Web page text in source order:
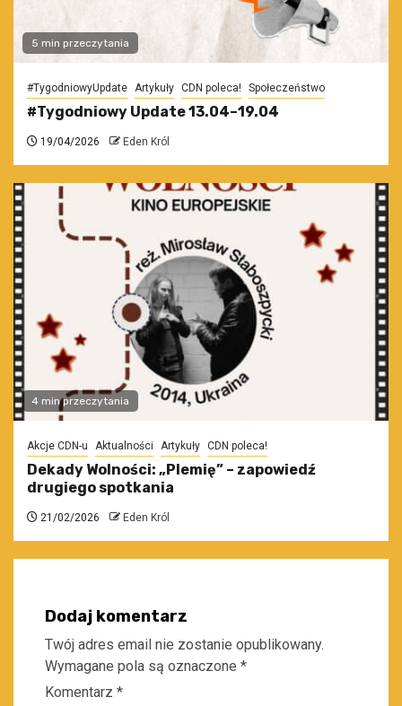
5 min przeczytania
#TygodniowyUpdate Artykuły CDN poleca! Społeczeństwo
#Tygodniowy Update 13.04–19.04
19/04/2026 Eden Król
4 min przeczytania
Akcje CDN-u Aktualności Artykuły CDN poleca!
Dekady Wolności: „Plemię” – zapowiedź
drugiego spotkania
21/02/2026 Eden Król
Dodaj komentarz
Twój adres email nie zostanie opublikowany.
Wymagane pola są oznaczone *
Komentarz *